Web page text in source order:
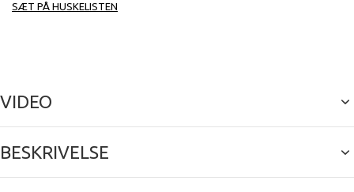
SÆT PÅ HUSKELISTEN
VIDEO
BESKRIVELSE